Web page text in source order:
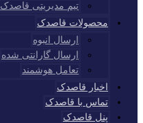
تیم مدیریتی قاصدک
محصولات قاصدک
ارسال انبوه
ارسال گارانتی شده
تعامل هوشمند
اخبار قاصدک
تماس با قاصدک
پنل قاصدک